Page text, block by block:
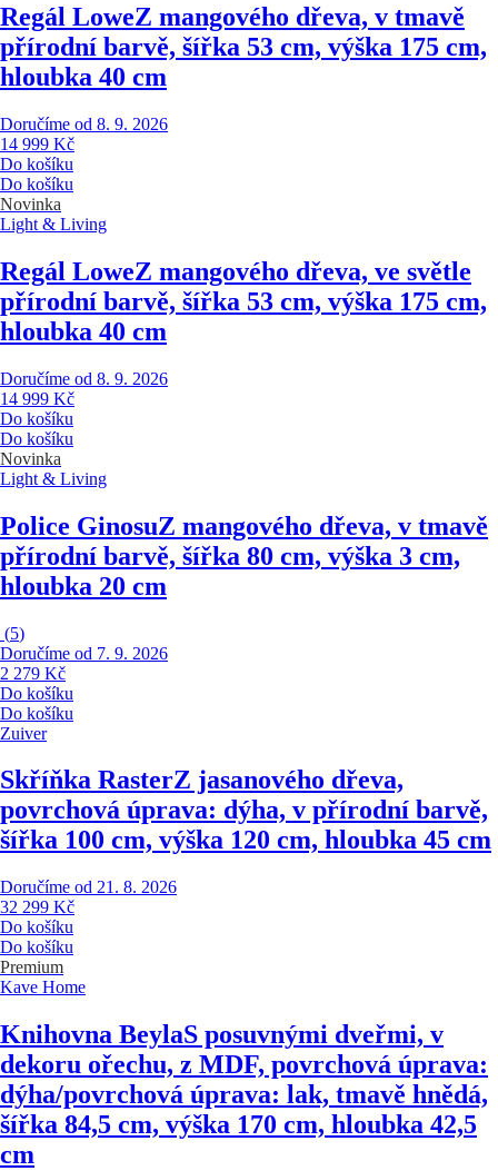
Regál LoweZ mangového dřeva, v tmavě
přírodní barvě, šířka 53 cm, výška 175 cm,
hloubka 40 cm
Doručíme od 8. 9. 2026
14 999 Kč
Do košíku
Do košíku
Novinka
Light & Living
Regál LoweZ mangového dřeva, ve světle
přírodní barvě, šířka 53 cm, výška 175 cm,
hloubka 40 cm
Doručíme od 8. 9. 2026
14 999 Kč
Do košíku
Do košíku
Novinka
Light & Living
Police GinosuZ mangového dřeva, v tmavě
přírodní barvě, šířka 80 cm, výška 3 cm,
hloubka 20 cm
(5)
Doručíme od 7. 9. 2026
2 279 Kč
Do košíku
Do košíku
Zuiver
Skříňka RasterZ jasanového dřeva,
povrchová úprava: dýha, v přírodní barvě,
šířka 100 cm, výška 120 cm, hloubka 45 cm
Doručíme od 21. 8. 2026
32 299 Kč
Do košíku
Do košíku
Premium
Kave Home
Knihovna BeylaS posuvnými dveřmi, v
dekoru ořechu, z MDF, povrchová úprava:
dýha/povrchová úprava: lak, tmavě hnědá,
šířka 84,5 cm, výška 170 cm, hloubka 42,5
cm